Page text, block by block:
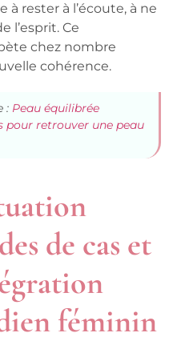
à rester à l’écoute, à ne
l’esprit. Ce
chez nombre
cohérence.
: Peau équilibrée
pour retrouver une peau
de cas et
féminin